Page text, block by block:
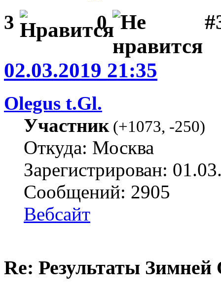
3 0
02.03.2019 21:35
Olegus t.Gl.
Участник(+1073, -250)
Откуда: Москва
Зарегистрирован:
Сообщений: 2905
Вебсайт
Re: Результаты